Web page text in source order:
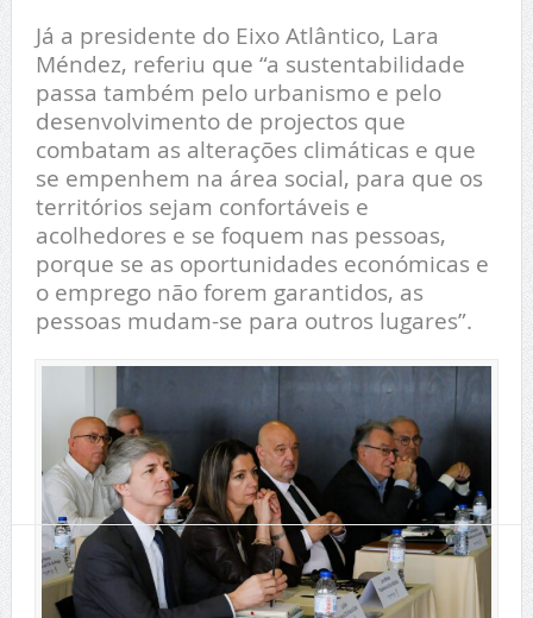
Já a presidente do Eixo Atlântico, Lara
Méndez, referiu que “a sustentabilidade
passa também pelo urbanismo e pelo
desenvolvimento de projectos que
combatam as alterações climáticas e que
se empenhem na área social, para que os
territórios sejam confortáveis e
acolhedores e se foquem nas pessoas,
porque se as oportunidades económicas e
o emprego não forem garantidos, as
pessoas mudam-se para outros lugares”.